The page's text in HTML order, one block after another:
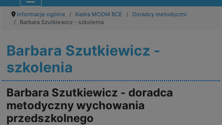
Informacje ogólne Kadra MODM BCE
Doradcy metodyczni
Barbara Szutkiewicz - szkolenia
Barbara Szutkiewicz -
szkolenia
Barbara Szutkiewicz - doradca
metodyczny wychowania
przedszkolnego